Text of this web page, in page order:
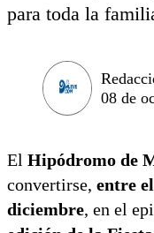
para toda la
08 de
El Hipódromo de
convertirse, entre
diciembre, en el